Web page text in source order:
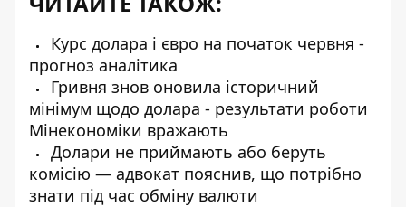
Курс долара і євро на початок червня -
прогноз аналітика
Гривня знов оновила історичний
мінімум щодо долара - результати роботи
Мінекономіки вражають
Долари не приймають або беруть
комісію — адвокат пояснив, що потрібно
знати під час обміну валюти